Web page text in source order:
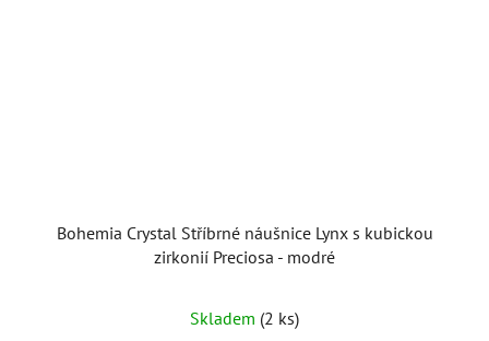
Bohemia Crystal Stříbrné náušnice Lynx s kubickou
zirkonií Preciosa - modré
Skladem (2 ks)